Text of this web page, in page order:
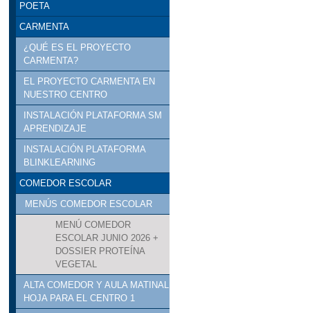
POETA
CARMENTA
¿QUÉ ES EL PROYECTO
CARMENTA?
EL PROYECTO CARMENTA EN
NUESTRO CENTRO
INSTALACIÓN PLATAFORMA SM
APRENDIZAJE
INSTALACIÓN PLATAFORMA
BLINKLEARNING
COMEDOR ESCOLAR
MENÚS COMEDOR ESCOLAR
MENÚ COMEDOR
ESCOLAR JUNIO 2026 +
DOSSIER PROTEÍNA
VEGETAL
ALTA COMEDOR Y AULA MATINAL
HOJA PARA EL CENTRO 1